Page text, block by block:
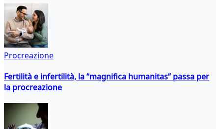
Procreazione
Fertilità e infertilità, la “magnifica humanitas” passa per
la procreazione